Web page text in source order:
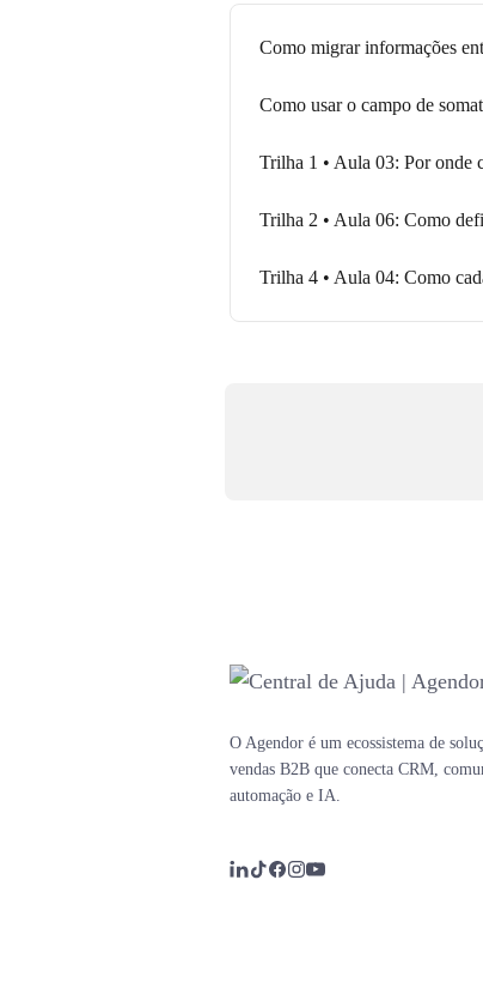
Como migrar informações
Como usar o campo de
Trilha 1 • Aula 03: Por onde
Trilha 2 • Aula 06: Como
Trilha 4 • Aula 04: Como
O Agendor é um ecossistema de
vendas B2B que conecta CRM,
automação e IA.